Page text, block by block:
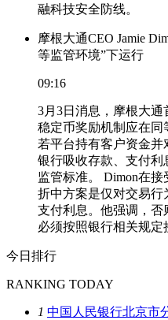
融科技安全防线。
摩根大通CEO Jamie
等监管环境”下运行
09:16
3月3日消息，摩根大通
稳定币奖励机制应在同
若平台持有客户资金
银行吸收存款、支付利
监管标准。 Dimon在
折中方案是仅对交易
支付利息。他强调，否
必须按照银行相关规定
今日排行
RANKING TODAY
1 中国人民银行北京市